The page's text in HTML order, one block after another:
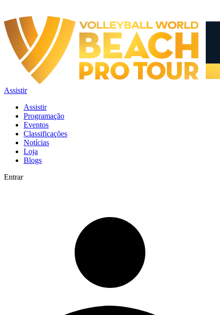
Assistir
Assistir
Programação
Eventos
Classificações
Notícias
Loja
Blogs
Entrar